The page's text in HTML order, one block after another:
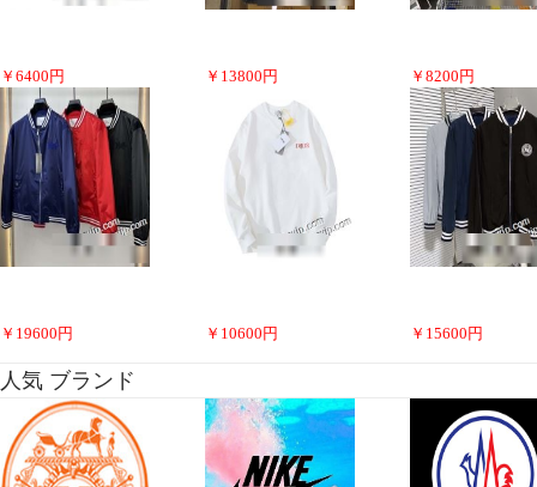
￥ 6400 円 ￥ 13800 円 ￥ 8200 円
￥ 19600 円 ￥ 10600 円 ￥ 15600 円
人気 ブランド